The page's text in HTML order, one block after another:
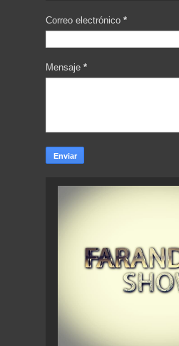
Correo electrónico *
Mensaje *